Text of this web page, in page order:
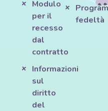
Modulo
per il
recesso
dal
contratto
Informazioni
sul
diritto
del
fedeltà